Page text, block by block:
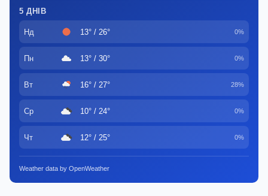
5 ДНІВ
Нд 13° / 26° 0%
Пн 13° / 30° 0%
Вт 16° / 27° 28%
Ср 10° / 24° 0%
Чт 12° / 25° 0%
Weather data by OpenWeather